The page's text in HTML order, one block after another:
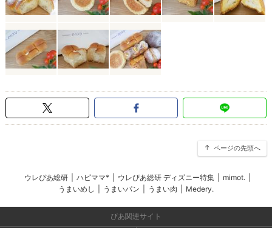
ページの先頭へ
ウレぴあ総研 ハピママ* ウレぴあ総研 ディズニー特集 mimot.
うまいめし
うまいパン うまい肉 Medery.
ぴあ関連サイト